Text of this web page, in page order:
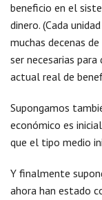
beneficio en el
dinero. (Cada
muchas decenas
ser necesarias
actual real de
Supongamos
económico es
que el tipo medio
Y finalmente
ahora han estado